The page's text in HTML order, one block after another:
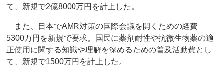
て、新規で2億8000万円を計上した。
また、日本でAMR対策の国際会議を開くための経費
5300万円を新規で要求。国民に薬剤耐性や抗微生物薬の適
正使用に関する知識や理解を深めるための普及活動費とし
て、新規で1500万円を計上した。